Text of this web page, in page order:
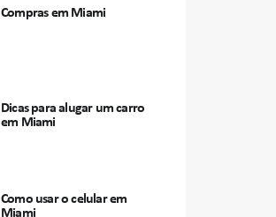
Compras em Miami
Dicas para alugar um carro
em Miami
Como usar o celular em
Miami